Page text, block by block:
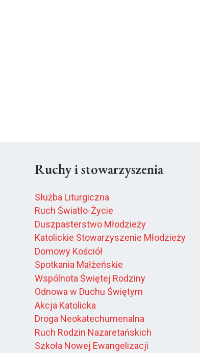
Ruchy i stowarzyszenia
Służba Liturgiczna
Ruch Światło-Życie
Duszpasterstwo Młodzieży
Katolickie Stowarzyszenie Młodzieży
Domowy Kościół
Spotkania Małżeńskie
Wspólnota Świętej Rodziny
Odnowa w Duchu Świętym
Akcja Katolicka
Droga Neokatechumenalna
Ruch Rodzin Nazaretańskich
Szkoła Nowej Ewangelizacji